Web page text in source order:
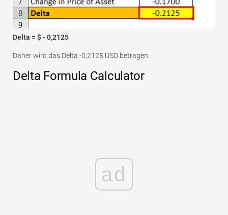
Delta = $ - 0,2125
Daher wird das Delta -0,2125 USD betragen.
Delta Formula Calculator
ad